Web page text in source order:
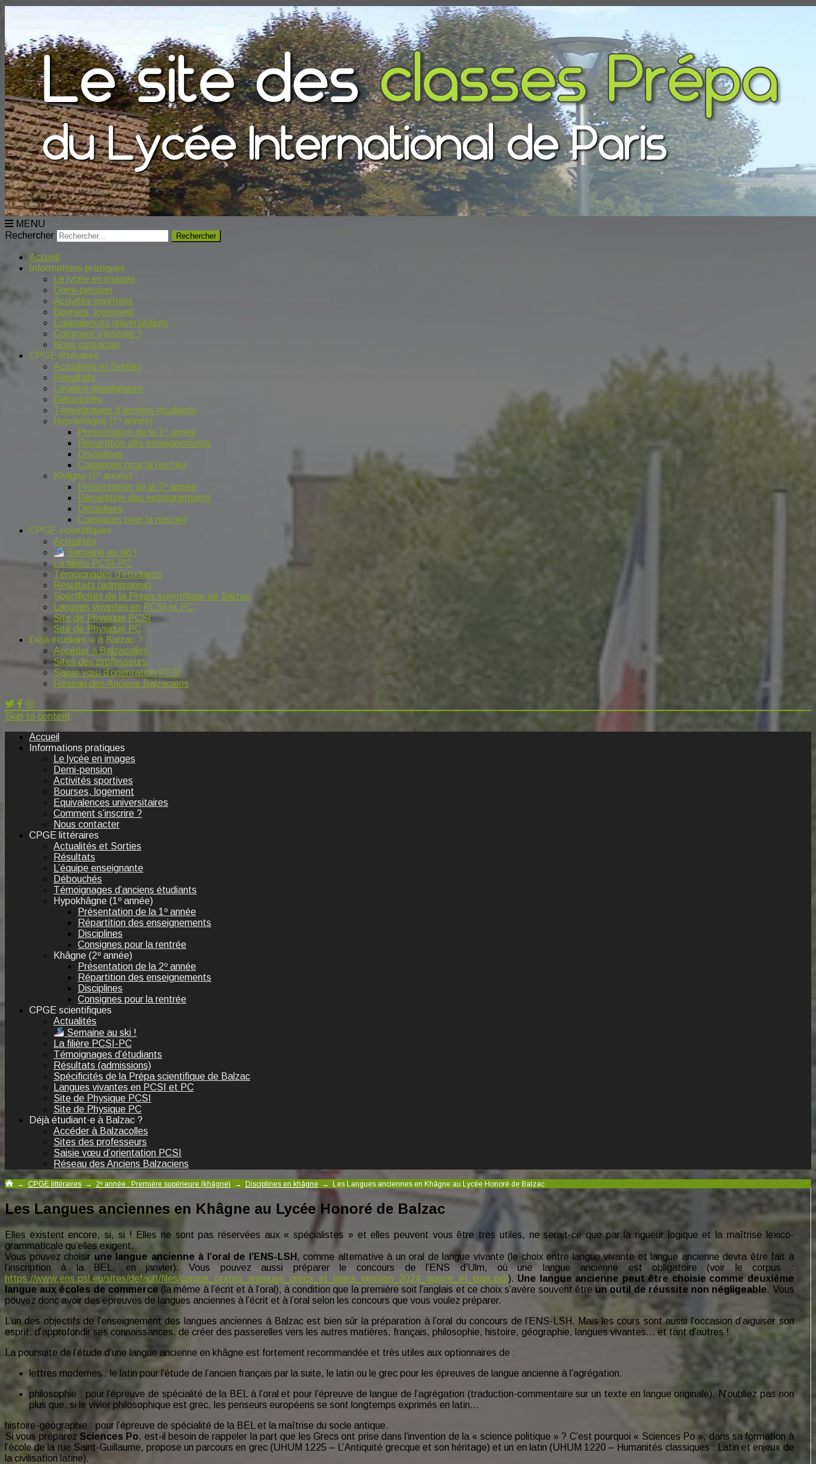
MENU
Rechercher
Accueil
Informations pratiques
Le lycée en images
Demi-pension
Activités sportives
Bourses, logement
Equivalences universitaires
Comment s’inscrire ?
Nous contacter
CPGE littéraires
Actualités et Sorties
Résultats
L’équipe enseignante
Débouchés
Témoignages d’anciens étudiants
Hypokhâgne (1º année)
Présentation de la 1º année
Répartition des enseignements
Disciplines
Consignes pour la rentrée
Khâgne (2º année)
Présentation de la 2º année
Répartition des enseignements
Disciplines
Consignes pour la rentrée
CPGE scientifiques
Actualités
Semaine au ski !
La filière PCSI-PC
Témoignages d’étudiants
Résultats (admissions)
Spécificités de la Prépa scientifique de Balzac
Langues vivantes en PCSI et PC
Site de Physique PCSI
Site de Physique PC
Déjà étudiant·e à Balzac ?
Accéder à Balzacolles
Sites des professeurs
Saisie vœu d’orientation PCSI
Réseau des Anciens Balzaciens
Skip to content
Accueil
Informations pratiques
Le lycée en images
Demi-pension
Activités sportives
Bourses, logement
Equivalences universitaires
Comment s’inscrire ?
Nous contacter
CPGE littéraires
Actualités et Sorties
Résultats
L’équipe enseignante
Débouchés
Témoignages d’anciens étudiants
Hypokhâgne (1º année)
Présentation de la 1º année
Répartition des enseignements
Disciplines
Consignes pour la rentrée
Khâgne (2º année)
Présentation de la 2º année
Répartition des enseignements
Disciplines
Consignes pour la rentrée
CPGE scientifiques
Actualités
Semaine au ski !
La filière PCSI-PC
Témoignages d’étudiants
Résultats (admissions)
Spécificités de la Prépa scientifique de Balzac
Langues vivantes en PCSI et PC
Site de Physique PCSI
Site de Physique PC
Déjà étudiant·e à Balzac ?
Accéder à Balzacolles
Sites des professeurs
Saisie vœu d’orientation PCSI
Réseau des Anciens Balzaciens
→ CPGE littéraires→ 2º année : Première supérieure (khâgne) → Disciplines en khâgne→ Les Langues anciennes en Khâgne au Lycée Honoré de Balzac
Les Langues anciennes en Khâgne au Lycée Honoré de Balzac
Elles existent encore, si, si ! Elles ne sont pas réservées aux « spécialistes » et elles peuvent vous être très utiles, ne serait-ce que par la rigueur logique et la maîtrise lexico-
grammaticale qu’elles exigent.
Vous pouvez choisir une langue ancienne à l’oral de l’ENS-LSH , comme alternative à un oral de langue vivante (le choix entre langue vivante et langue ancienne devra être fait à
l’inscription à la BEL, en janvier). Vous pouvez aussi préparer le concours de l’ENS d’Ulm, où une langue ancienne est obligatoire (voir le corpus :
https://www.ens.psl.eu/sites/default/files/corpus_textes_antiques_grecs_et_latins_session_2024_guerre_et_paix.pdf). Une langue ancienne peut être choisie comme deuxième
langue aux écoles de commerce (la même à l’écrit et à l’oral), à condition que la première soit l’anglais et ce choix s’avère souvent être un outil de réussite non négligeable. Vous
pouvez donc avoir des épreuves de langues anciennes à l’écrit et à l’oral selon les concours que vous voulez préparer.
L’un des objectifs de l’enseignement des langues anciennes à Balzac est bien sûr la préparation à l’oral du concours de l’ENS-LSH. Mais les cours sont aussi l’occasion d’aiguiser son
esprit, d’approfondir ses connaissances, de créer des passerelles vers les autres matières, français, philosophie, histoire, géographie, langues vivantes… et tant d’autres !
La poursuite de l’étude d’une langue ancienne en khâgne est fortement recommandée et très utiles aux optionnaires de :
lettres modernes : le latin pour l’étude de l’ancien français par la suite, le latin ou le grec pour les épreuves de langue ancienne à l’agrégation.
philosophie : pour l’épreuve de spécialité de la BEL à l’oral et pour l’épreuve de langue de l’agrégation (traduction-commentaire sur un texte en langue originale). N’oubliez pas non
plus que, si le vivier philosophique est grec, les penseurs européens se sont longtemps exprimés en latin…
histoire-géographie : pour l’épreuve de spécialité de la BEL et la maîtrise du socle antique.
Si vous préparez Sciences Po, est-il besoin de rappeler la part que les Grecs ont prise dans l’invention de la « science politique » ? C’est pourquoi « Sciences Po », dans sa formation à
l’école de la rue Saint-Guillaume, propose un parcours en grec (UHUM 1225 – L’Antiquité grecque et son héritage) et un en latin (UHUM 1220 – Humanités classiques : Latin et enjeux de
la civilisation latine).